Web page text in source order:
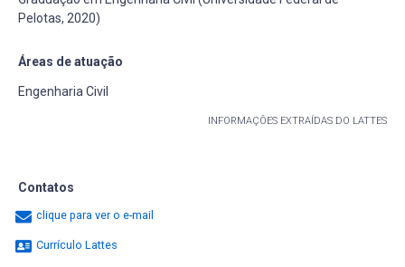
Pelotas, 2020)
Áreas de atuação
Engenharia Civil
INFORMAÇÕES EXTRAÍDAS DO LATTES
Contatos
clique para ver o e-mail
Currículo Lattes